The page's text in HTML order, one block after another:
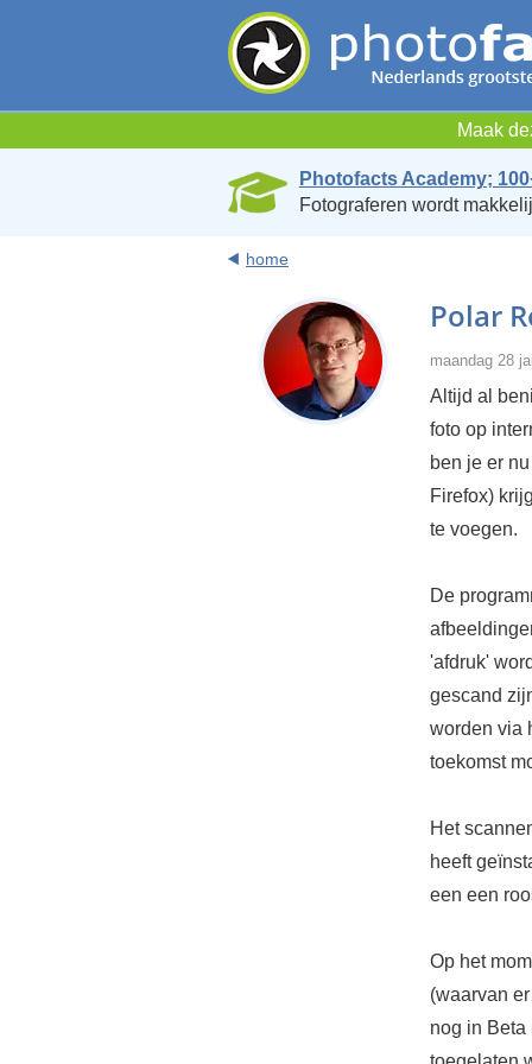
Maak
Photofacts Academy;
Fotograferen wordt
home
Polar
maandag 28
Altijd al
foto op
ben je er
Firefox)
te voegen.
De
'afdruk'
gescand
worden via
toekomst
Het
heeft
een een
Op het
(waarvan
nog in Beta